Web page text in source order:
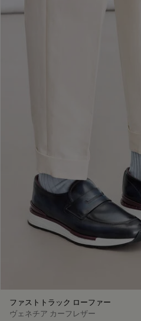
ファストトラック ローファー
ヴェネチア カーフレザー